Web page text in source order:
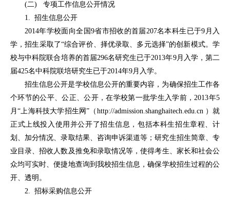
(二) 专项工作信息公开情况
1. 招生信息公开
2014年学校面向全国9省市招收的首届207名本科生已于9月入
学，招生采取了“综合评价、择优录取、多元选择”的创新模式。学
校与中科院联合培养的首届296名研究生已于2013年9月入学，第二
届425名中科院联培研究生已于2014年9月入学。
招生信息公开是学校信息公开的重要内容，为确保招生工作各
个环节的公平、公正、公开，在学校第一批学生入学前，2013年5
月“上海科技大学招生网”（ http://admission.shanghaitech.edu.cn ）就
正式上线投入使用并公开了招生信息，包括本科生招生章程、计
划、加分情况、录取结果、咨询申诉渠道等；研究生招生简章、专
业目录、招收人数及推免和录取情况等，使得考生、家长和社会公
众均可实时、便捷地查询到我校招生信息，确保学校招生过程的公
开、透明。
2. 招标采购信息公开